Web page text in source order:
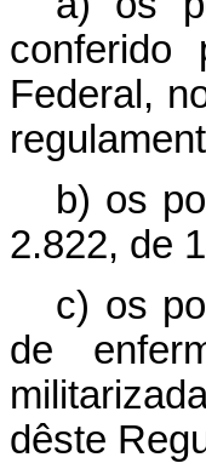
conferido
Federal,
b) os
2.822, de
c) os
de
dêste